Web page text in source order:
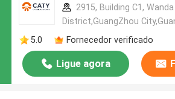
2915, Building C1,
District,GuangZhou
5.0
Fornecedor verificado
Ligue agora